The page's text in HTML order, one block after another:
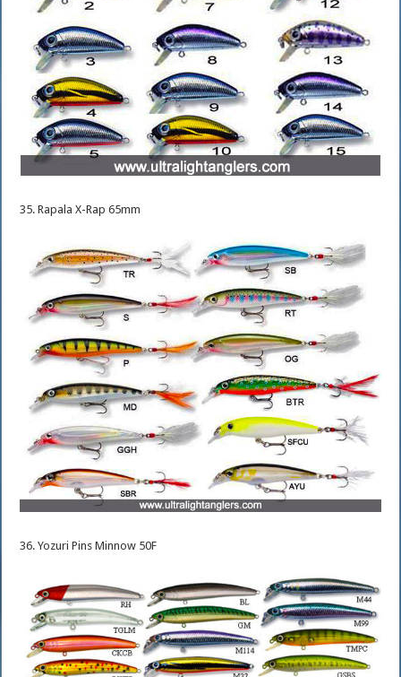
35. Rapala X-Rap 65mm
36. Yozuri Pins Minnow 50F